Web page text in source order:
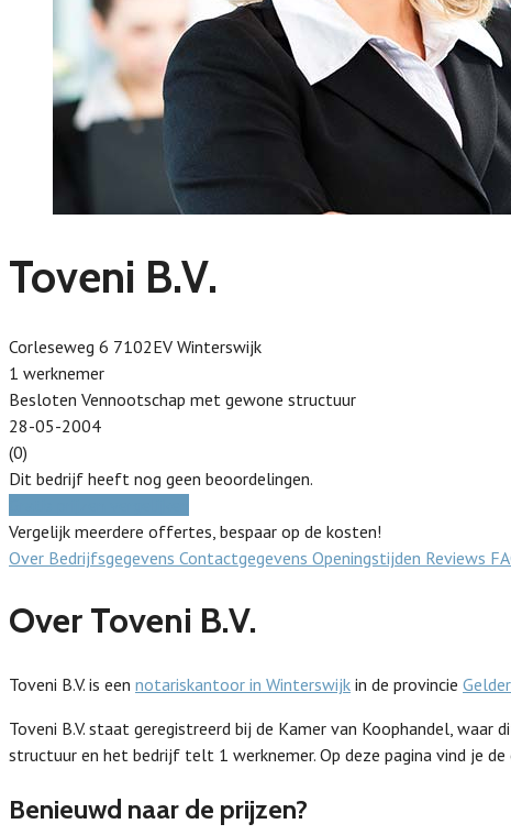
Toveni B.V.
Corleseweg 6 7102EV Winterswijk
1 werknemer
Besloten Vennootschap met gewone structuur
28-05-2004
(0)
Dit bedrijf heeft nog geen beoordelingen.
Vergelijk meerdere offertes, bespaar op de kosten!
Over Bedrijfsgegevens Contactgegevens Openingstijden Reviews
Over Toveni B.V.
Toveni B.V. is een notariskantoor in Winterswijk in de provincie
Toveni B.V. staat geregistreerd bij de Kamer van Koophandel,
structuur en het bedrijf telt 1 werknemer. Op deze pagina vind je
Benieuwd naar de prijzen?